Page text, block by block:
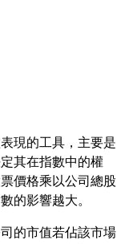
現的工具，主要是
其在指數中的權
價格乘以公司總股
的市值若佔該市場